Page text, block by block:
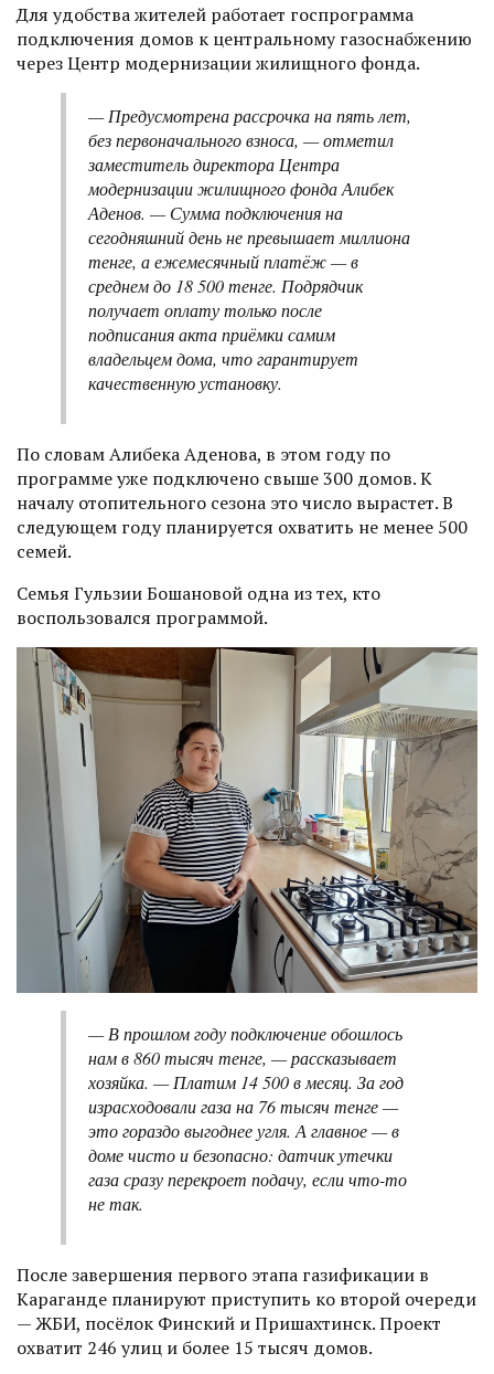
Для удобства жителей работает госпрограмма
подключения домов к центральному газоснабжению
через Центр модернизации жилищного фонда.
— Предусмотрена рассрочка на пять лет,
без первоначального взноса, — отметил
заместитель директора Центра
модернизации жилищного фонда Алибек
Аденов. — Сумма подключения на
сегодняшний день не превышает миллиона
тенге, а ежемесячный платёж — в
среднем до 18 500 тенге. Подрядчик
получает оплату только после
подписания акта приёмки самим
владельцем дома, что гарантирует
качественную установку.
По словам Алибека Аденова, в этом году по
программе уже подключено свыше 300 домов. К
началу отопительного сезона это число вырастет. В
следующем году планируется охватить не менее 500
семей.
Семья Гульзии Бошановой одна из тех, кто
воспользовался программой.
— В прошлом году подключение обошлось
нам в 860 тысяч тенге, — рассказывает
хозяйка. — Платим 14 500 в месяц. За год
израсходовали газа на 76 тысяч тенге —
это гораздо выгоднее угля. А главное — в
доме чисто и безопасно: датчик утечки
газа сразу перекроет подачу, если что-то
не так.
После завершения первого этапа газификации в
Караганде планируют приступить ко второй очереди
— ЖБИ, посёлок Финский и Пришахтинск. Проект
охватит 246 улиц и более 15 тысяч домов.